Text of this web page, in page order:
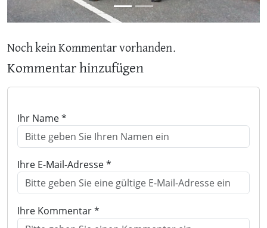
Noch kein Kommentar vorhanden.
Kommentar hinzufügen
Ihr Name *
Ihre E-Mail-Adresse *
Ihre Kommentar *